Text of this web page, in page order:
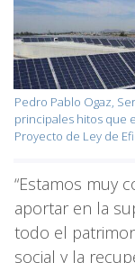
Pedro Pablo Ogaz,
principales hitos que
Proyecto de Ley de
“Estamos muy
aportar en la
todo el
social y la